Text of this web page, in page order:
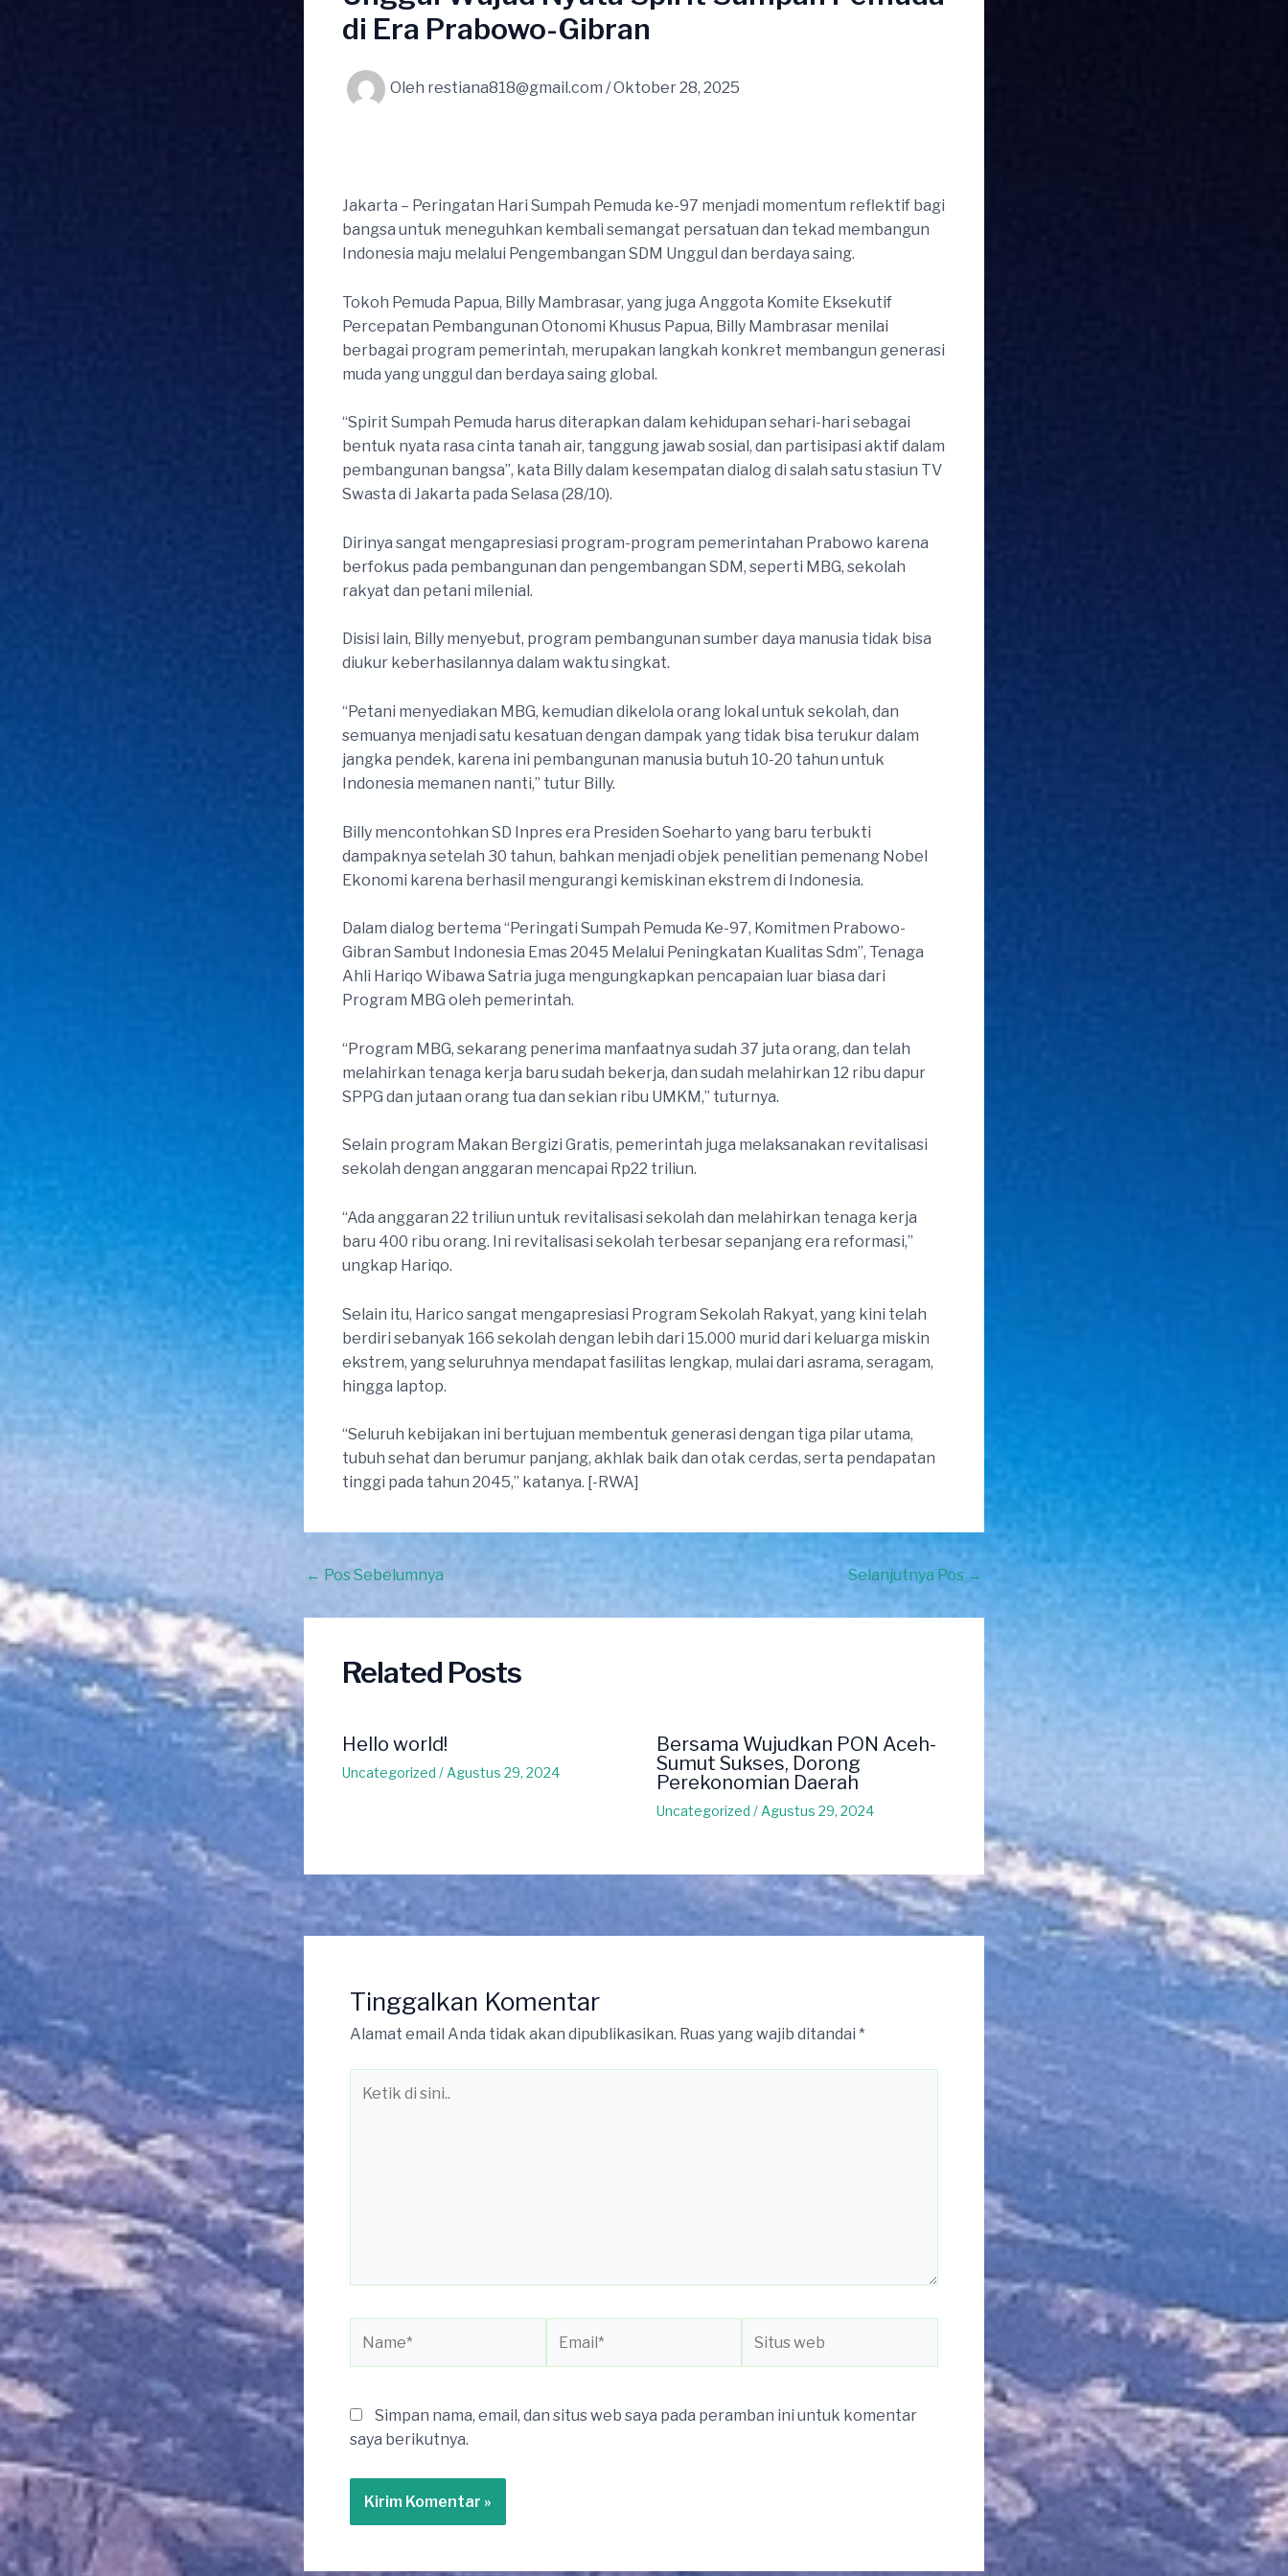
di Era Prabowo-Gibran
Oleh restiana818@gmail.com /Oktober 28, 2025
Jakarta – Peringatan Hari Sumpah Pemuda ke-97 menjadi momentum reflektif bagi
bangsa untuk meneguhkan kembali semangat persatuan dan tekad membangun
Indonesia maju melalui Pengembangan SDM Unggul dan berdaya saing.
Tokoh Pemuda Papua, Billy Mambrasar, yang juga Anggota Komite Eksekutif
Percepatan Pembangunan Otonomi Khusus Papua, Billy Mambrasar menilai
berbagai program pemerintah, merupakan langkah konkret membangun generasi
muda yang unggul dan berdaya saing global.
“Spirit Sumpah Pemuda harus diterapkan dalam kehidupan sehari-hari sebagai
bentuk nyata rasa cinta tanah air, tanggung jawab sosial, dan partisipasi aktif dalam
pembangunan bangsa”, kata Billy dalam kesempatan dialog di salah satu stasiun TV
Swasta di Jakarta pada Selasa (28/10).
Dirinya sangat mengapresiasi program-program pemerintahan Prabowo karena
berfokus pada pembangunan dan pengembangan SDM, seperti MBG, sekolah
rakyat dan petani milenial.
Disisi lain, Billy menyebut, program pembangunan sumber daya manusia tidak bisa
diukur keberhasilannya dalam waktu singkat.
“Petani menyediakan MBG, kemudian dikelola orang lokal untuk sekolah, dan
semuanya menjadi satu kesatuan dengan dampak yang tidak bisa terukur dalam
jangka pendek, karena ini pembangunan manusia butuh 10-20 tahun untuk
Indonesia memanen nanti,” tutur Billy.
Billy mencontohkan SD Inpres era Presiden Soeharto yang baru terbukti
dampaknya setelah 30 tahun, bahkan menjadi objek penelitian pemenang Nobel
Ekonomi karena berhasil mengurangi kemiskinan ekstrem di Indonesia.
Dalam dialog bertema “Peringati Sumpah Pemuda Ke-97, Komitmen Prabowo-
Gibran Sambut Indonesia Emas 2045 Melalui Peningkatan Kualitas Sdm”, Tenaga
Ahli Hariqo Wibawa Satria juga mengungkapkan pencapaian luar biasa dari
Program MBG oleh pemerintah.
“Program MBG, sekarang penerima manfaatnya sudah 37 juta orang, dan telah
melahirkan tenaga kerja baru sudah bekerja, dan sudah melahirkan 12 ribu dapur
SPPG dan jutaan orang tua dan sekian ribu UMKM,” tuturnya.
Selain program Makan Bergizi Gratis, pemerintah juga melaksanakan revitalisasi
sekolah dengan anggaran mencapai Rp22 triliun.
“Ada anggaran 22 triliun untuk revitalisasi sekolah dan melahirkan tenaga kerja
baru 400 ribu orang. Ini revitalisasi sekolah terbesar sepanjang era reformasi,”
ungkap Hariqo.
Selain itu, Harico sangat mengapresiasi Program Sekolah Rakyat, yang kini telah
berdiri sebanyak 166 sekolah dengan lebih dari 15.000 murid dari keluarga miskin
ekstrem, yang seluruhnya mendapat fasilitas lengkap, mulai dari asrama, seragam,
hingga laptop.
“Seluruh kebijakan ini bertujuan membentuk generasi dengan tiga pilar utama,
tubuh sehat dan berumur panjang, akhlak baik dan otak cerdas, serta pendapatan
tinggi pada tahun 2045,” katanya. [-RWA]
Post
← Pos Sebelumnya Selanjutnya Pos →
Related Posts
Hello world!
Uncategorized / Agustus 29, 2024
Bersama Wujudkan PON Aceh-
Sumut Sukses, Dorong
Perekonomian Daerah
Uncategorized / Agustus 29, 2024
Tinggalkan Komentar
Alamat email Anda tidak akan dipublikasikan. Ruas yang wajib ditandai *
web
Simpan nama, email, dan situs web saya pada peramban ini untuk komentar
saya berikutnya.